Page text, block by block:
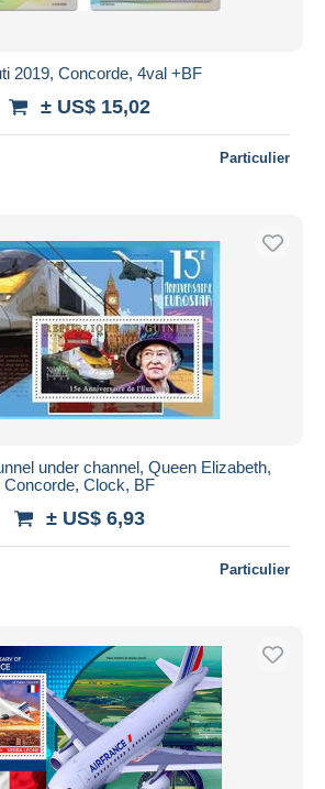
2019, Concorde, 4val +BF
± US$ 15,02
Particulier
under channel, Queen Elizabeth,
Concorde, Clock, BF
± US$ 6,93
Particulier